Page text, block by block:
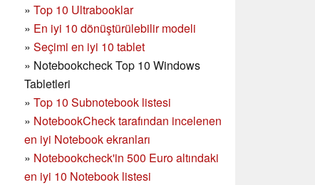
» Top 10 Ultrabooklar
» En iyi 10 dönüştürülebilir modeli
» Seçimi en iyi 10 tablet
» Notebookcheck Top 10 Windows
Tabletleri
» Top 10 Subnotebook listesi
» NotebookCheck tarafından incelenen
en iyi Notebook ekranları
» Notebookcheck'in 500 Euro altındaki
en iyi 10 Notebook listesi